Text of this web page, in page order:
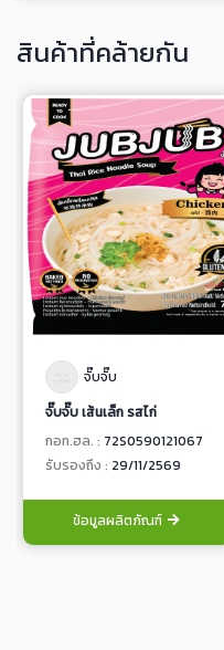
สินค้าที่คล้ายกัน
จั๊บจั๊บ
จั๊บจั๊บ เส้นเล็ก รสไก่
กอท.ฮล. : 72S0590121067
รับรองถึง : 29/11/2569
ข้อมูลผลิตภัณฑ์